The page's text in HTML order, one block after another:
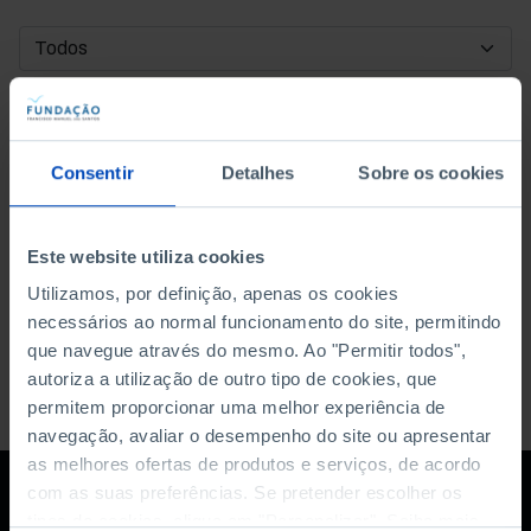
Consentir Detalhes Sobre os cookies
Este website utiliza cookies
Utilizamos, por definição, apenas os cookies
necessários ao normal funcionamento do site, permitindo
que navegue através do mesmo. Ao "Permitir todos",
autoriza a utilização de outro tipo de cookies, que
permitem proporcionar uma melhor experiência de
navegação, avaliar o desempenho do site ou apresentar
as melhores ofertas de produtos e serviços, de acordo
com as suas preferências. Se pretender escolher os
DATA DE INÍCIO
DATA DE FIM